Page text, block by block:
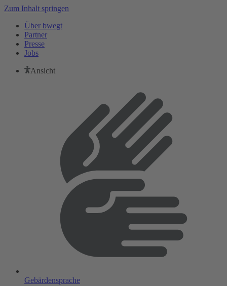
Zum Inhalt springen
Über bwegt
Partner
Presse
Jobs
Ansicht
Gebärdensprache